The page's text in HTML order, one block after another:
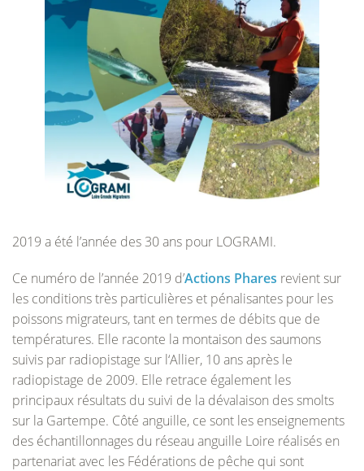
2019 a été l’année des 30 ans pour LOGRAMI.
Ce numéro de l’année 2019 d’Actions Phares revient sur
les conditions très particulières et pénalisantes pour les
poissons migrateurs, tant en termes de débits que de
températures. Elle raconte la montaison des saumons
suivis par radiopistage sur l‘Allier, 10 ans après le
radiopistage de 2009. Elle retrace également les
principaux résultats du suivi de la dévalaison des smolts
sur la Gartempe. Côté anguille, ce sont les enseignements
des échantillonnages du réseau anguille Loire réalisés en
partenariat avec les Fédérations de pêche qui sont